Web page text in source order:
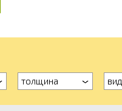
толщина вид